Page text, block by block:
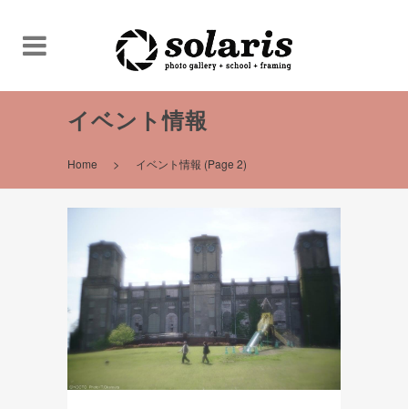
イベント情報
Home > イベント情報 (Page 2)